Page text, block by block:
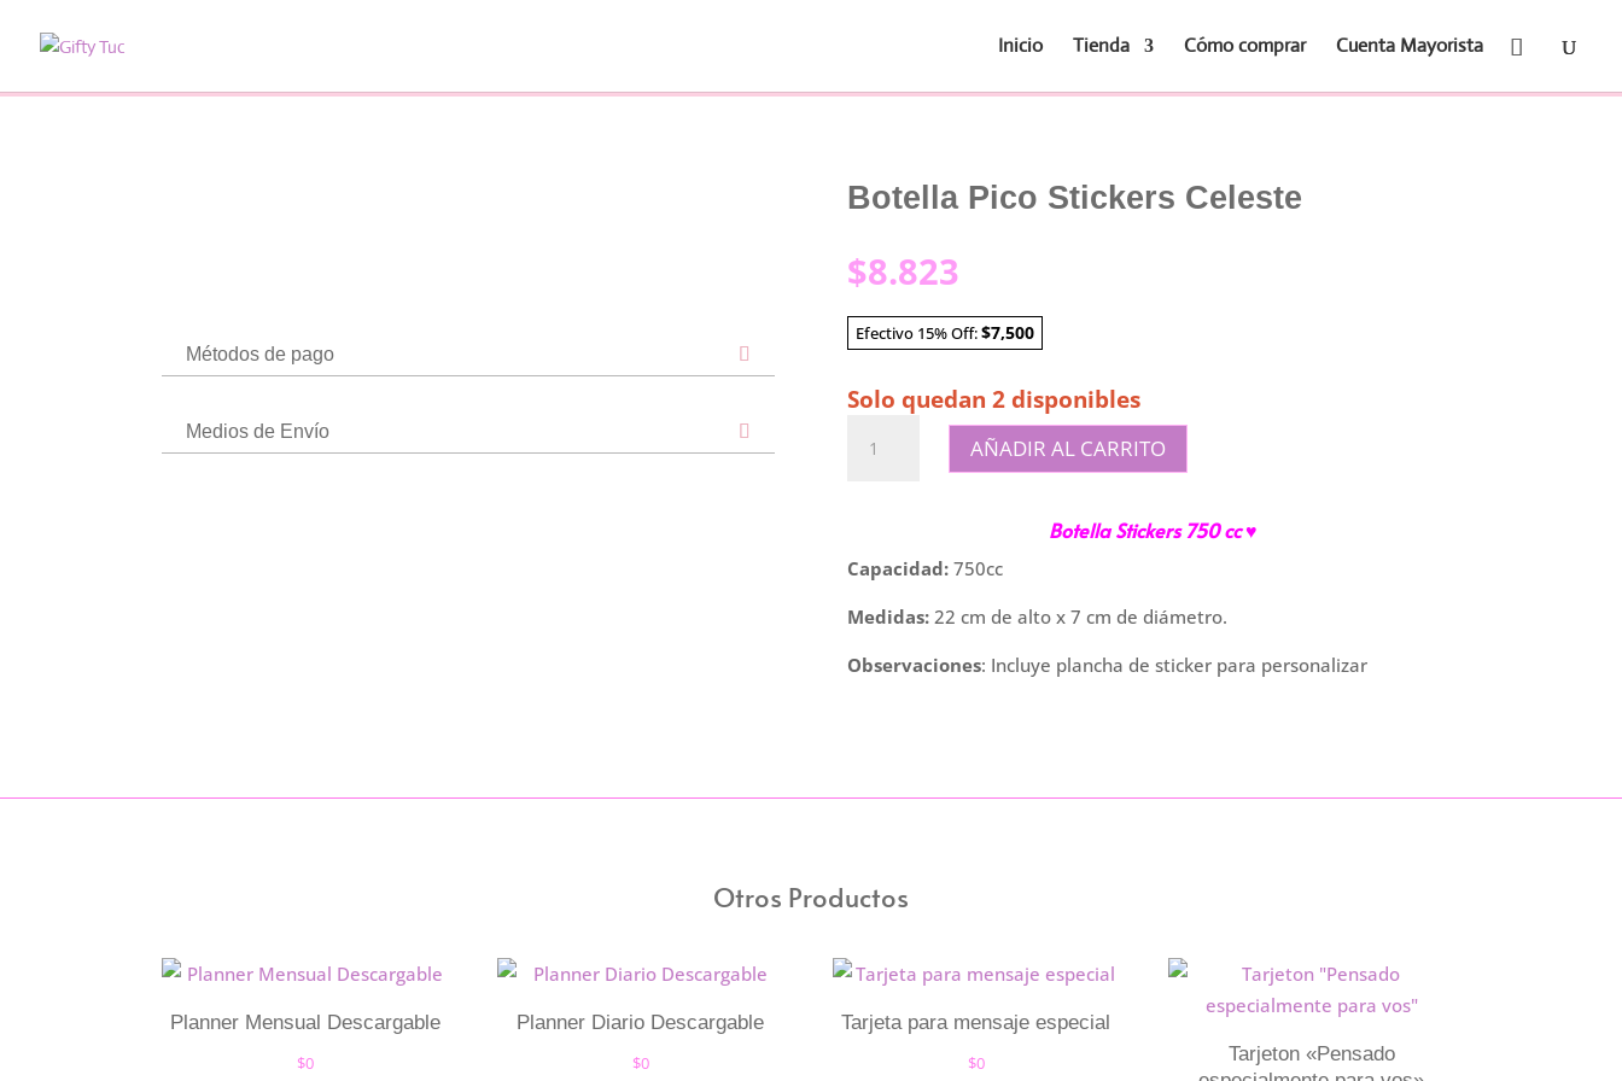
Inicio Tienda Cómo comprar Cuenta Mayorista
Métodos de pago
Medios de Envío
Botella Pico Stickers Celeste
$8.823
Efectivo 15% Off:$7,500
Solo quedan 2 disponibles
Pico
AÑADIR AL CARRITO
Botella Stickers 750 cc ♥
Capacidad: 750cc
Medidas:22 cm de alto x 7 cm de diámetro.
Observaciones: Incluye plancha de sticker para personalizar
Otros Productos
Planner Mensual Descargable
$0
Planner Diario Descargable
$0
Tarjeta para mensaje especial
$0
Tarjeton «Pensado